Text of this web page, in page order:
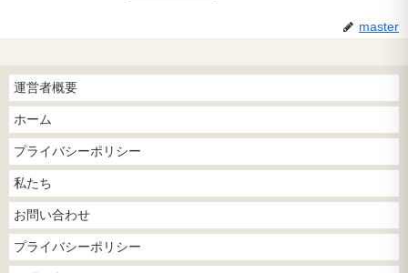
master
運営者概要
ホーム
プライバシーポリシー
私たち
お問い合わせ
プライバシーポリシー